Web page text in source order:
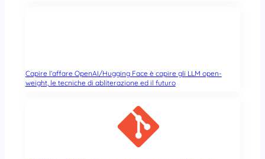
Capire l’affare OpenAI/Hugging Face è capire gli LLM open-
weight, le tecniche di abliterazione ed il futuro